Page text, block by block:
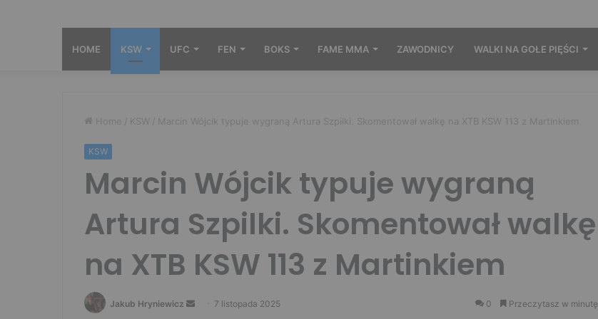
HOME KSW UFC FEN BOKS FAME MMA ZAWODNICY WALKI NA GOŁE PIĘŚCI
Home / KSW / Marcin Wójcik typuje wygraną Artura Szpilki. Skomentował walkę na XTB KSW 113 z Martinkiem
KSW
Marcin Wójcik typuje wygraną
Artura Szpilki. Skomentował walkę
na XTB KSW 113 z Martinkiem
Jakub Hryniewicz
Send 7 listopada 2025 0 Przeczytasz w minutę